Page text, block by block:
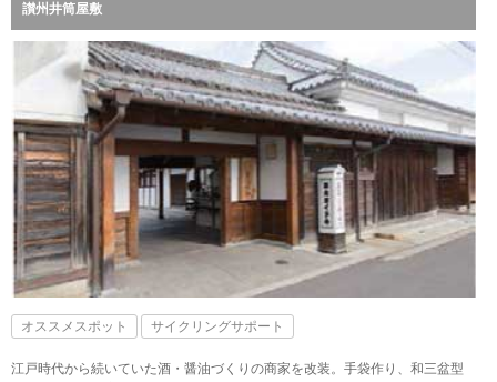
讃州井筒屋敷
オススメスポット サイクリングサポート
江戸時代から続いていた酒・醤油づくりの商家を改装。手袋作り、和三盆型